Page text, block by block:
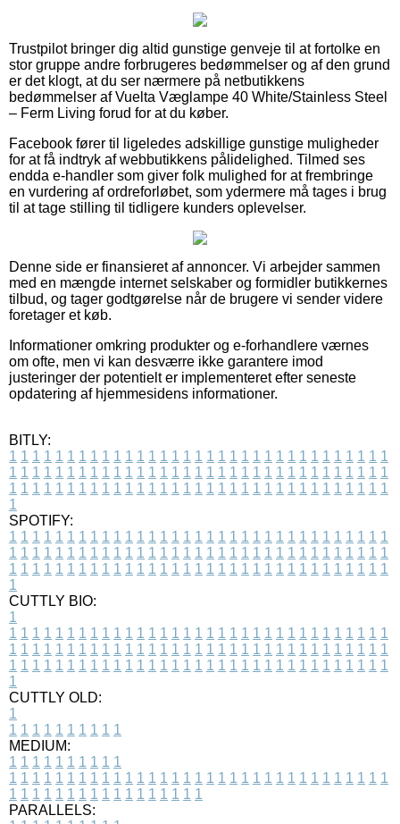
Trustpilot bringer dig altid gunstige genveje til at fortolke en
stor gruppe andre forbrugeres bedømmelser og af den grund
er det klogt, at du ser nærmere på netbutikkens
bedømmelser af Vuelta Væglampe 40 White/Stainless Steel
– Ferm Living forud for at du køber.
Facebook fører til ligeledes adskillige gunstige muligheder
for at få indtryk af webbutikkens pålidelighed. Tilmed ses
endda e-handler som giver folk mulighed for at frembringe
en vurdering af ordreforløbet, som ydermere må tages i brug
til at tage stilling til tidligere kunders oplevelser.
Denne side er finansieret af annoncer. Vi arbejder sammen
med en mængde internet selskaber og formidler butikkernes
tilbud, og tager godtgørelse når de brugere vi sender videre
foretager et køb.
Informationer omkring produkter og e-forhandlere værnes
om ofte, men vi kan desværre ikke garantere imod
justeringer der potentielt er implementeret efter seneste
opdatering af hjemmesidens informationer.
BITLY:
1 1 1 1 1 1 1 1 1 1 1 1 1 1 1 1 1 1 1 1 1 1 1 1 1 1 1 1 1 1 1 1 1
1 1 1 1 1 1 1 1 1 1 1 1 1 1 1 1 1 1 1 1 1 1 1 1 1 1 1 1 1 1 1 1 1
1 1 1 1 1 1 1 1 1 1 1 1 1 1 1 1 1 1 1 1 1 1 1 1 1 1 1 1 1 1 1 1 1
1
SPOTIFY:
1 1 1 1 1 1 1 1 1 1 1 1 1 1 1 1 1 1 1 1 1 1 1 1 1 1 1 1 1 1 1 1 1
1 1 1 1 1 1 1 1 1 1 1 1 1 1 1 1 1 1 1 1 1 1 1 1 1 1 1 1 1 1 1 1 1
1 1 1 1 1 1 1 1 1 1 1 1 1 1 1 1 1 1 1 1 1 1 1 1 1 1 1 1 1 1 1 1 1
1
CUTTLY BIO:
1
1 1 1 1 1 1 1 1 1 1 1 1 1 1 1 1 1 1 1 1 1 1 1 1 1 1 1 1 1 1 1 1 1
1 1 1 1 1 1 1 1 1 1 1 1 1 1 1 1 1 1 1 1 1 1 1 1 1 1 1 1 1 1 1 1 1
1 1 1 1 1 1 1 1 1 1 1 1 1 1 1 1 1 1 1 1 1 1 1 1 1 1 1 1 1 1 1 1 1
1
CUTTLY OLD:
1
1 1 1 1 1 1 1 1 1 1
MEDIUM:
1 1 1 1 1 1 1 1 1 1
1 1 1 1 1 1 1 1 1 1 1 1 1 1 1 1 1 1 1 1 1 1 1 1 1 1 1 1 1 1 1 1 1
1 1 1 1 1 1 1 1 1 1 1 1 1 1 1 1 1
PARALLELS: